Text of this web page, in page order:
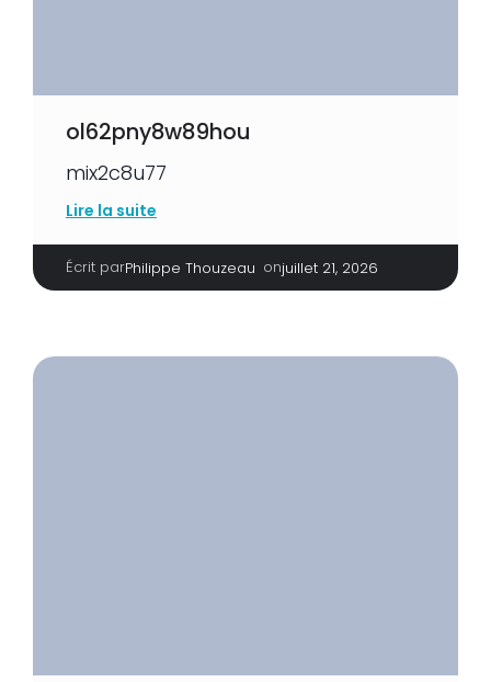
ol62pny8w89hou
mix2c8u77
Lire la suite
Écrit parPhilippe Thouzeau onjuillet 21, 2026